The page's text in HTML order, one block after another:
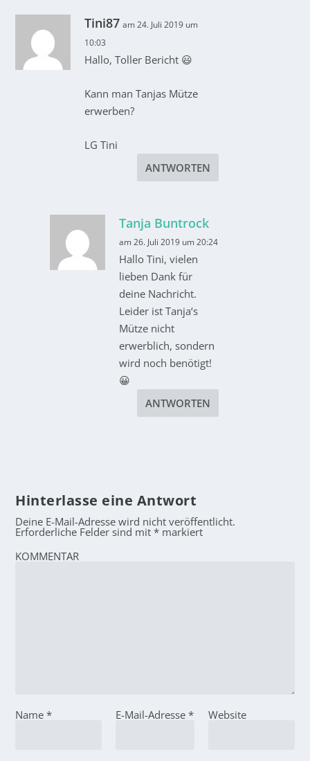
Tini87 am 24. Juli 2019 um
10:03
Hallo, Toller Bericht 😃
Kann man Tanjas Mütze
erwerben?
LG Tini
ANTWORTEN
Tanja Buntrock
am 26. Juli 2019 um 20:24
Hallo Tini, vielen
lieben Dank für
deine Nachricht.
Leider ist Tanja‘s
Mütze nicht
erwerblich, sondern
wird noch benötigt!
😀
ANTWORTEN
Hinterlasse eine Antwort
Deine E-Mail-Adresse wird nicht veröffentlicht.
Erforderliche Felder sind mit* markiert
KOMMENTAR
Name* E-Mail-Adresse * Website